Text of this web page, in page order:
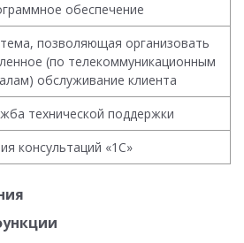
обеспечение
позволяющая организовать
(по телекоммуникационным
обслуживание клиента
технической поддержки
консультаций «1С»